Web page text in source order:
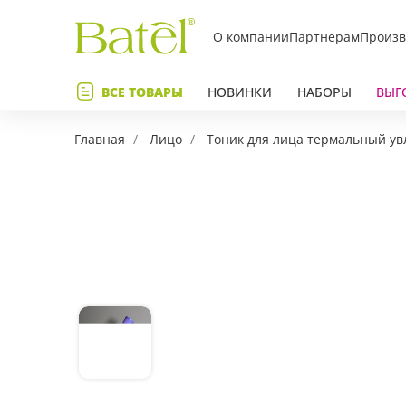
О компанииПартнерамТелефон
ВСЕ ТОВАРЫ НОВИНКИ НАБОРЫ
Главная Лицо Тоник для лица термальный